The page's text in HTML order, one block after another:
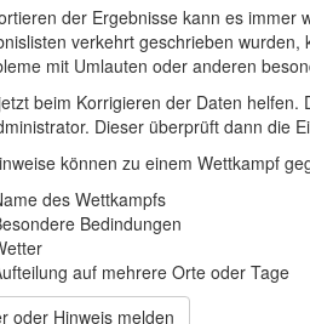
der Ergebnisse kann es
verkehrt geschrieben
mit Umlauten oder anderen
beim Korrigieren der Daten
Dieser überprüft dann die
können zu einem Wettkampf
des Wettkampfs
Bedindungen
auf mehrere Orte oder Tage
oder Hinweis melden